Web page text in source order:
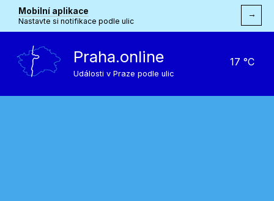
Mobilní aplikace
Nastavte si notifikace podle ulic
→
Praha.online
Události v Praze podle ulic
17 °C